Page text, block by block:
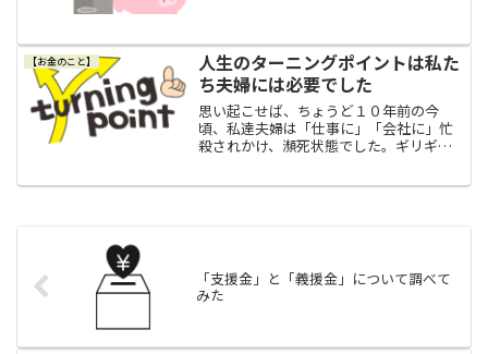
たり新しいユニフォームのデザインの発
表があったりと、いよいよ...
【お金のこと】
人生のターニングポイントは私た
ち夫婦には必要でした
思い起こせば、ちょうど１０年前の今
頃、私達夫婦は「仕事に」「会社に」忙
殺されかけ、瀕死状態でした。ギリギリ
「支援金」と「義援金」について調べて
みた